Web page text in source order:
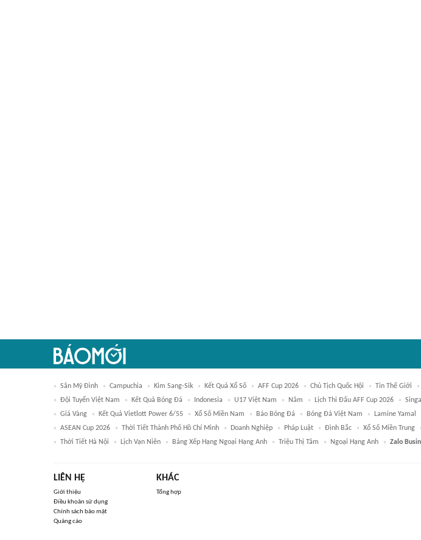
Sân Mỹ Đình Campuchia Kim Sang-Sik Kết Quả Xổ Số AFF Cup 2026 Chủ Tịch Quốc Hội Tin Thế Giới
Đội Tuyển Việt Nam
Kết Quả Bóng Đá Indonesia U17 Việt Nam Năm Lịch Thi Đấu AFF Cup 2026
Giá Vàng
Kết Quả Vietlott Power 6/55 Xổ Số Miền Nam Báo Bóng Đá Bóng Đá Việt Nam Lamine Yamal
ASEAN Cup 2026
Thời Tiết Thành Phố Hồ Chí Minh Doanh Nghiệp Pháp Luật Đình Bắc Xổ Số Miền Trung
Thời Tiết Hà Nội
Lịch Vạn Niên Bảng Xếp Hạng Ngoại Hạng Anh Triệu Thị Tâm Ngoại Hạng Anh Zalo
LIÊN HỆ
Giới thiệu
Điều khoản sử dụng
Chính sách bảo mật
Quảng cáo
KHÁC
Tổng hợp